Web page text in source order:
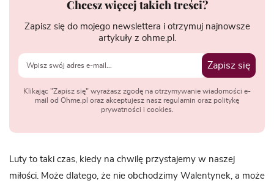
Chcesz więcej takich treści?
Zapisz się do mojego newslettera i otrzymuj najnowsze
artykuły z ohme.pl.
Zapisz się
Klikając "Zapisz się" wyrażasz zgodę na otrzymywanie wiadomości e-
mail od Ohme.pl oraz akceptujesz nasz regulamin oraz politykę
prywatności i cookies.
Luty to taki czas, kiedy na chwilę przystajemy w naszej
miłości. Może dlatego, że nie obchodzimy Walentynek, a może